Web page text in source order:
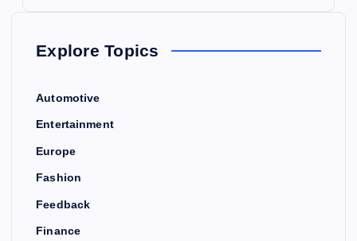
Explore Topics
Automotive
Entertainment
Europe
Fashion
Feedback
Finance